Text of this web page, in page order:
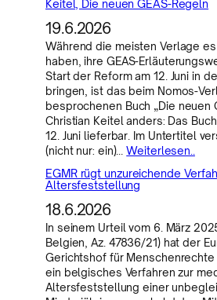
Keitel, Die neuen GEAS-Regeln
19.6.2026
Während die meisten Verlage
haben, ihre GEAS-
Start der Reform am 12. Juni in
bringen, ist das beim Nomos-
besprochenen Buch „Die neuen
Christian Keitel anders: Das
12. Juni lieferbar. Im Untertitel
(nicht nur: ein)…Weiterlesen..
EGMR rügt unzureichende
Altersfeststellung
18.6.2026
In seinem Urteil vom 6. März
Belgien, Az. 47836/21) hat der
Gerichtshof für
ein belgisches Verfahren zur
Altersfeststellung einer